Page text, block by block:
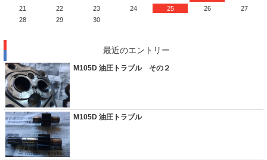
21
22 23 24 25 26
27
28
29 30
最近のエントリー
M105D 油圧トラブル その２
M105D 油圧トラブル